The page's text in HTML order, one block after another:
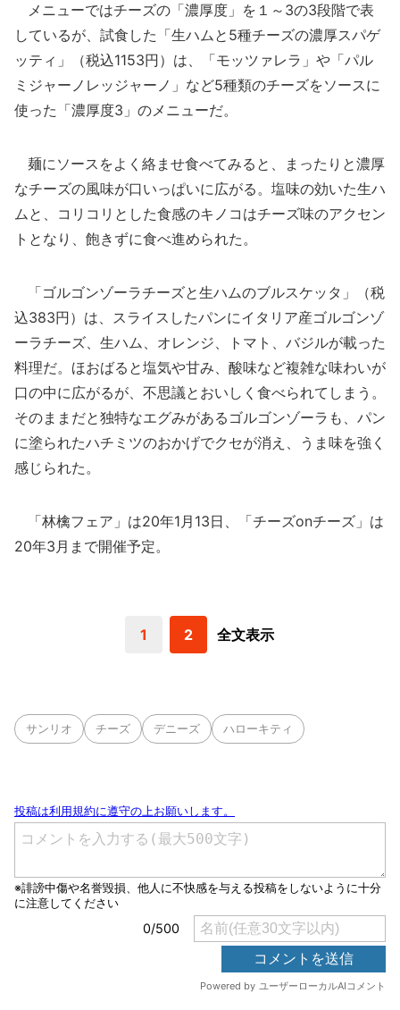
メニューではチーズの「濃厚度」を１～3の3段階で表
しているが、試食した「生ハムと5種チーズの濃厚スパゲ
ッティ」（税込1153円）は、「モッツァレラ」や「パル
ミジャーノレッジャーノ」など5種類のチーズをソースに
使った「濃厚度3」のメニューだ。
麺にソースをよく絡ませ食べてみると、まったりと濃厚
なチーズの風味が口いっぱいに広がる。塩味の効いた生ハ
ムと、コリコリとした食感のキノコはチーズ味のアクセン
トとなり、飽きずに食べ進められた。
「ゴルゴンゾーラチーズと生ハムのブルスケッタ」（税
込383円）は、スライスしたパンにイタリア産ゴルゴンゾ
ーラチーズ、生ハム、オレンジ、トマト、バジルが載った
料理だ。ほおばると塩気や甘み、酸味など複雑な味わいが
口の中に広がるが、不思議とおいしく食べられてしまう。
そのままだと独特なエグみがあるゴルゴンゾーラも、パン
に塗られたハチミツのおかげでクセが消え、うま味を強く
感じられた。
「林檎フェア」は20年1月13日、「チーズonチーズ」は
20年3月まで開催予定。
1 2 全文表示
サンリオ チーズ デニーズ ハローキティ